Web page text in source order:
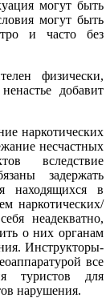
могут быть
могут быть
и часто без
физически,
добавит
наркотических
несчастных
вследствие
задержать
находящихся в
наркотических/
неадекватно,
о них органам
Инструкторы-
все
туристов для
нарушения.